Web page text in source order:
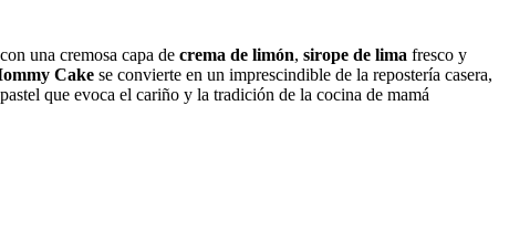
una cremosa capa de crema de limón, sirope de lima fresco y
Cake se convierte en un imprescindible de la repostería casera,
que evoca el cariño y la tradición de la cocina de mamá